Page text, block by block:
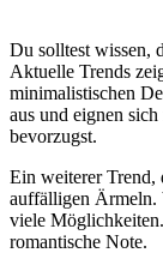
Du solltest wissen,
Aktuelle Trends
minimalistischen
aus und eignen
bevorzugst.
Ein weiterer Trend,
auffälligen Ärmeln.
viele
romantische Note.